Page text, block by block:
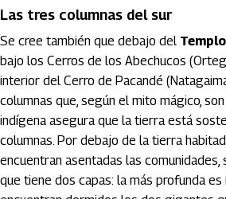
Las tres columnas del sur
Se cree también que debajo del
bajo los Cerros de los Abechucos
interior del Cerro de Pacandé
columnas que, según el mito mágico,
indígena asegura que la tierra está
columnas. Por debajo de la tierra
encuentran asentadas las comunidades,
que tiene dos capas: la más profunda